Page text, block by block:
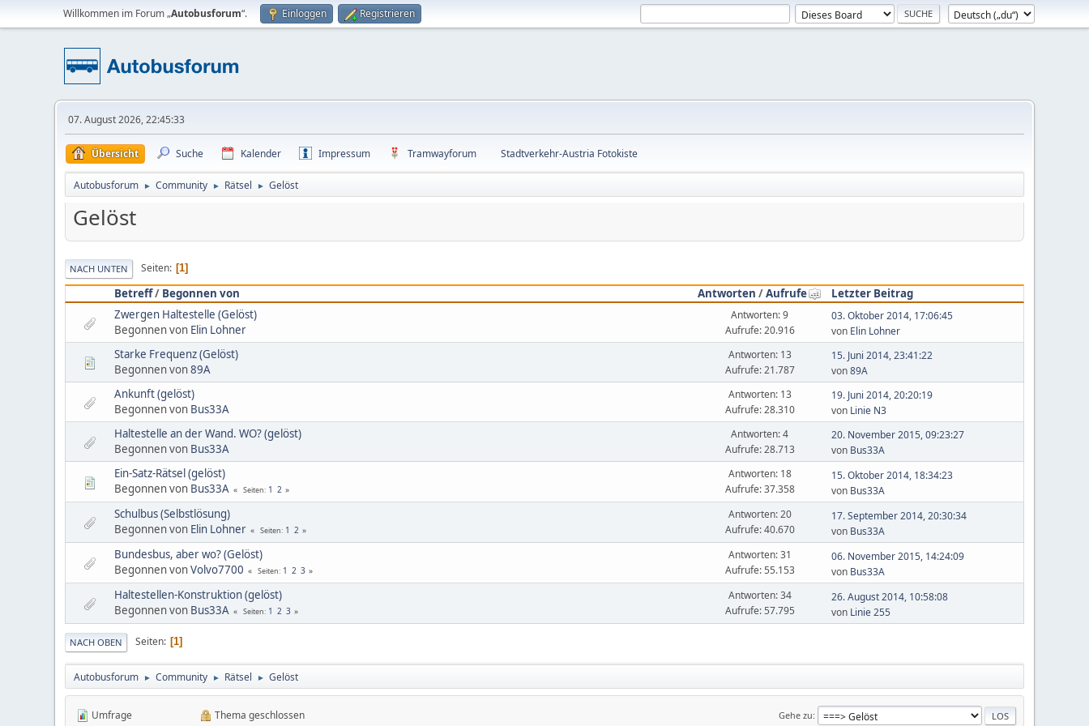
Willkommen im Forum „Autobusforum“. Einloggen Registrieren
07. August 2026, 22:45:33
Übersicht Suche Kalender Impressum Tramwayforum Stadtverkehr-Austria Fotokiste
Autobusforum ► Community ► Rätsel ► Gelöst
Gelöst
NACH UNTEN Seiten 1
Betreff/ Begonnen von Antworten /Aufrufe
Letzter Beitrag
Zwergen Haltestelle (Gelöst)
Begonnen von Elin Lohner
Antworten: 9
Aufrufe: 20.916
03. Oktober 2014, 17:06:45
von Elin Lohner
Starke Frequenz (Gelöst)
Begonnen von89A
Antworten: 13
Aufrufe: 21.787
15. Juni 2014, 23:41:22
von89A
Ankunft (gelöst)
Begonnen von Bus33A
Antworten: 13
Aufrufe: 28.310
19. Juni 2014, 20:20:19
von Linie N3
Haltestelle an der Wand. WO? (gelöst)
Begonnen von Bus33A
Antworten: 4
Aufrufe: 28.713
20. November 2015, 09:23:27
von Bus33A
Ein-Satz-Rätsel (gelöst)
Begonnen von Bus33A Seiten 1 2
Antworten: 18
Aufrufe: 37.358
15. Oktober 2014, 18:34:23
von Bus33A
Schulbus (Selbstlösung)
Begonnen von Elin Lohner Seiten 1 2
Antworten: 20
Aufrufe: 40.670
17. September 2014, 20:30:34
von Bus33A
Bundesbus, aber wo? (Gelöst)
Begonnen vonVolvo7700 Seiten 1 2 3
Antworten: 31
Aufrufe: 55.153
06. November 2015, 14:24:09
von Bus33A
Haltestellen-Konstruktion (gelöst)
Begonnen von Bus33A Seiten 1 2 3
Antworten: 34
Aufrufe: 57.795
26. August 2014, 10:58:08
von Linie 255
NACH OBEN Seiten 1
Autobusforum ► Community ► Rätsel ► Gelöst
Gehe zu
Umfrage Thema geschlossen